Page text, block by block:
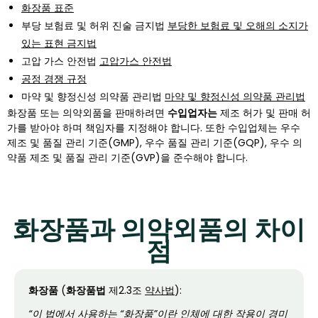
화장품 표준
부당 보험료 및 허위 진술 금지법 부당한 보험료 및 오해의 소지가
있는 표현 금지법
고압 가스 안전법 고압가스 안전법
공정 경쟁 규정
마약 및 향정신성 의약품 관리법 마약 및 향정신성 의약품 관리법
화장품 또는 의약외품을 판매하려면 수입업자는 제조 허가 및 판매 허
가를 받아야 하며 책임자를 지정해야 합니다. 또한 수입업체는 우수
제조 및 품질 관리 기준(GMP), 우수 품질 관리 기준(GQP), 우수 의
약품 제조 및 품질 관리 기준(GVP)을 준수해야 합니다.
화장품과 의약외품의 차이
점
화장품 (화장품법 제2.3조 약사법):
“이 법에서 사용하는 “화장품”이란 인체에 대한 작용이 경미